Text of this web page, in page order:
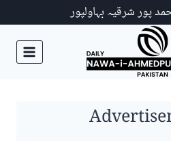
پور شرقیہ بہاولپور